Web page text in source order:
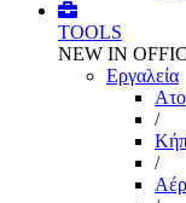
TOOLS
NEW IN
Εργαλεία
/
/